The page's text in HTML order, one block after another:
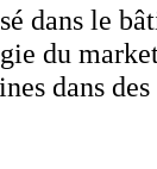
dans le
du
dans